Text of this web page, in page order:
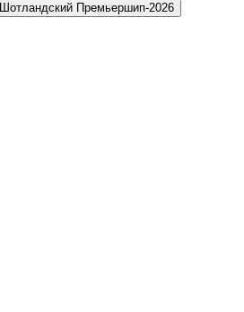
Шотландский Премьершип-2026